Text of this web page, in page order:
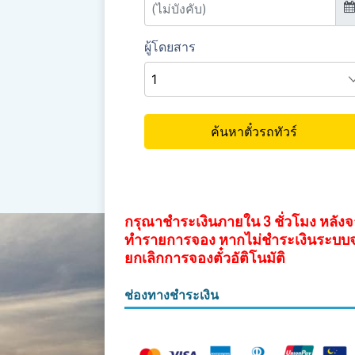
กรุณาชำระเงินภายใน 3 ชั่วโมง หลัง
ทำรายการจอง หากไม่ชำระเงินระบบ
ยกเลิกการจองตั๋วอัติโนมัติ
ช่องทางชำระเงิน